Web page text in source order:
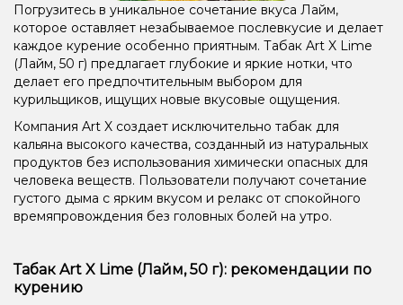
Погрузитесь в уникальное сочетание вкуса Лайм,
которое оставляет незабываемое послевкусие и делает
каждое курение особенно приятным. Табак Art X Lime
(Лайм, 50 г) предлагает глубокие и яркие нотки, что
делает его предпочтительным выбором для
курильщиков, ищущих новые вкусовые ощущения.
Компания Art X создает исключительно табак для
кальяна высокого качества, созданный из натуральных
продуктов без использования химически опасных для
человека веществ. Пользователи получают сочетание
густого дыма с ярким вкусом и релакс от спокойного
времяпровождения без головных болей на утро.
Табак Art X Lime (Лайм, 50 г): рекомендации по
курению